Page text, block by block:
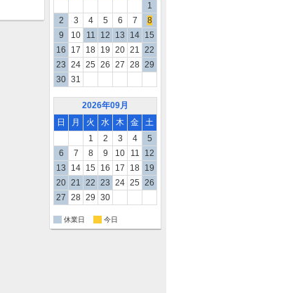
1
2
3 4 5 6 7
8
9
10 11 12 13 14 15
16
17 18 19 20 21 22
23 24 25 26 27 28 29
30 31
2026年09月
日
月 火 水 木 金
土
1
2 3 4
5
6
7 8 9 10 11
12
13
14 15 16 17 18 19
20 21 22 23 24 25 26
27 28 29 30
休業日 今日